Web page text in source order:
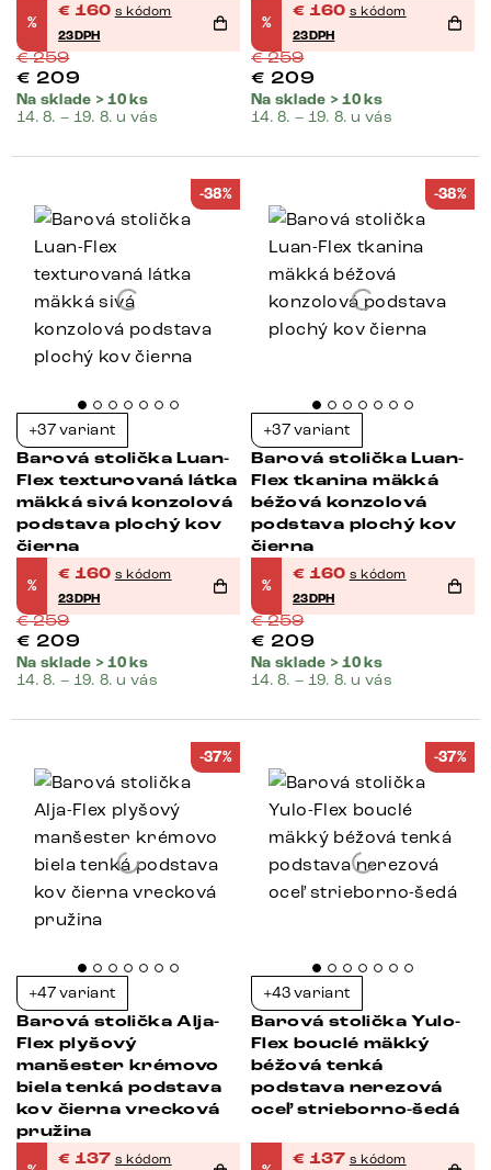
%
€ 160 s kódom
23DPH
€259
€ 209
Na sklade > 10 ks
14. 8. – 19. 8. u vás
%
€ 160 s kódom
23DPH
€259
€ 209
Na sklade > 10 ks
14. 8. – 19. 8. u vás
-38%
+37 variant
Barová stolička Luan-
Flex texturovaná látka
mäkká sivá konzolová
podstava plochý kov
čierna
%
€ 160 s kódom
23DPH
€259
€ 209
Na sklade > 10 ks
14. 8. – 19. 8. u vás
-38%
+37 variant
Barová stolička Luan-
Flex tkanina mäkká
béžová konzolová
podstava plochý kov
čierna
%
€ 160 s kódom
23DPH
€259
€ 209
Na sklade > 10 ks
14. 8. – 19. 8. u vás
-37%
+47 variant
Barová stolička Alja-
Flex plyšový
manšester krémovo
biela tenká podstava
kov čierna vrecková
pružina
€ 137 s kódom
-37%
+43 variant
Barová stolička Yulo-
Flex bouclé mäkký
béžová tenká
podstava nerezová
oceľ strieborno-šedá
€ 137 s kódom